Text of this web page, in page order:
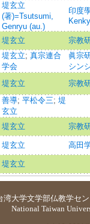
堤玄立
(著)=Tsutsumi,
Genryu (au.)
印度
堤玄立 宗教
堤玄立; 真宗連合
学会
眞宗
シン
堤玄立 宗教
善導; 平松令三; 堤
玄立
堤玄立 宗教
堤玄立 高田
堤玄立
湾大学文学部仏教学セ
National Taiwan